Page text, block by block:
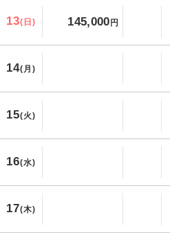
13(日) 145,000円
14(月)
15(火)
16(水)
17(木)